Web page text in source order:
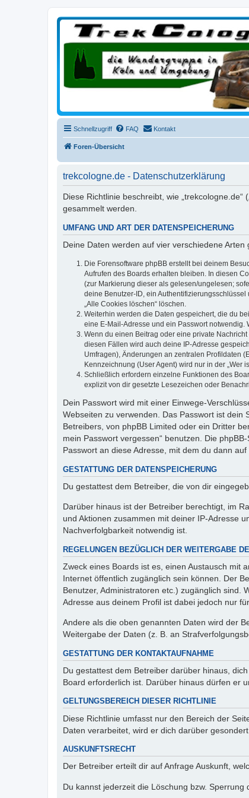
trekcologne.de
Wanderungen rund um Köln
Schnellzugriff FAQ Kontakt
Foren-Übersicht
trekcologne.de - Datenschutzerklärung
Diese Richtlinie beschreibt, wie
gesammelt werden.
UMFANG UND ART DER DATENSPEICHERUNG
Deine Daten werden auf vier verschiedene Arten
Die Forensoftware phpBB erstellt bei deinem
Aufrufen des Boards erhalten bleiben. In diesen
(zur Markierung dieser als gelesen/ungelesen;
deine Benutzer-ID, ein
„Alle Cookies löschen“ löschen.
Weiterhin werden die Daten gespeichert, die du
eine E-Mail-Adresse und ein Passwort
Wenn du einen Beitrag oder eine private
diesen Fällen wird auch deine IP-Adresse
Umfragen), Änderungen an zentralen Profildaten
Kennzeichnung (User Agent) wird nur in der „Wer
Schließlich erfordern einzelne Funktionen des
explizit von dir gesetzte Lesezeichen oder
Dein Passwort wird mit einer Einwege-
Webseiten zu verwenden. Das Passwort ist
Betreibers, von phpBB Limited oder ein Dritter
mein Passwort vergessen“ benutzen. Die
Passwort an diese Adresse, mit dem du dann
GESTATTUNG DER DATENSPEICHERUNG
Du gestattest dem Betreiber, die von dir
Darüber hinaus ist der Betreiber berechtigt, im
und Aktionen zusammen mit deiner IP-Adresse
Nachverfolgbarkeit notwendig ist.
REGELUNGEN BEZÜGLICH DER WEITERGABE
Zweck eines Boards ist es, einen Austausch mit
Internet öffentlich zugänglich sein können. Der
Benutzer, Administratoren etc.) zugänglich sind.
Adresse aus deinem Profil ist dabei jedoch nur
Andere als die oben genannten Daten wird der
Weitergabe der Daten (z. B. an
GESTATTUNG DER KONTAKTAUFNAHME
Du gestattest dem Betreiber darüber hinaus,
Board erforderlich ist. Darüber hinaus dürfen er
GELTUNGSBEREICH DIESER RICHTLINIE
Diese Richtlinie umfasst nur den Bereich der
Daten verarbeitet, wird er dich darüber gesondert
AUSKUNFTSRECHT
Der Betreiber erteilt dir auf Anfrage Auskunft,
Du kannst jederzeit die Löschung bzw.